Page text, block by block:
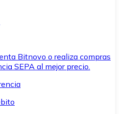
Bitnovo o realiza compras
SEPA al mejor precio.